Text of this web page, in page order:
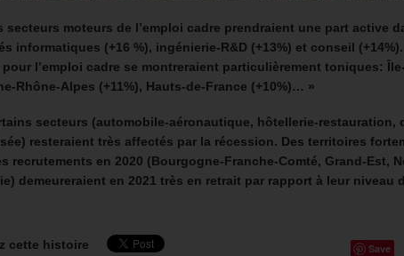
secteurs moteurs de l’emploi cadre prendraient une part active
informatiques (+16 %), ingénierie-R&D (+13%) et conseil
l’emploi cadre se montreraient particulièrement toniques:
Rhône-Alpes (+11%), Hauts-de-France (+10%)… »
secteurs (automobile-aéronautique, hôtellerie-restauration,
resteraient très affectés par la récession. Des territoires
recrutements en 2020 (Bourgogne-Franche-Comté, Grand-Est,
demeureraient en 2021 très en retrait par rapport à leur niveau
cette histoire Save